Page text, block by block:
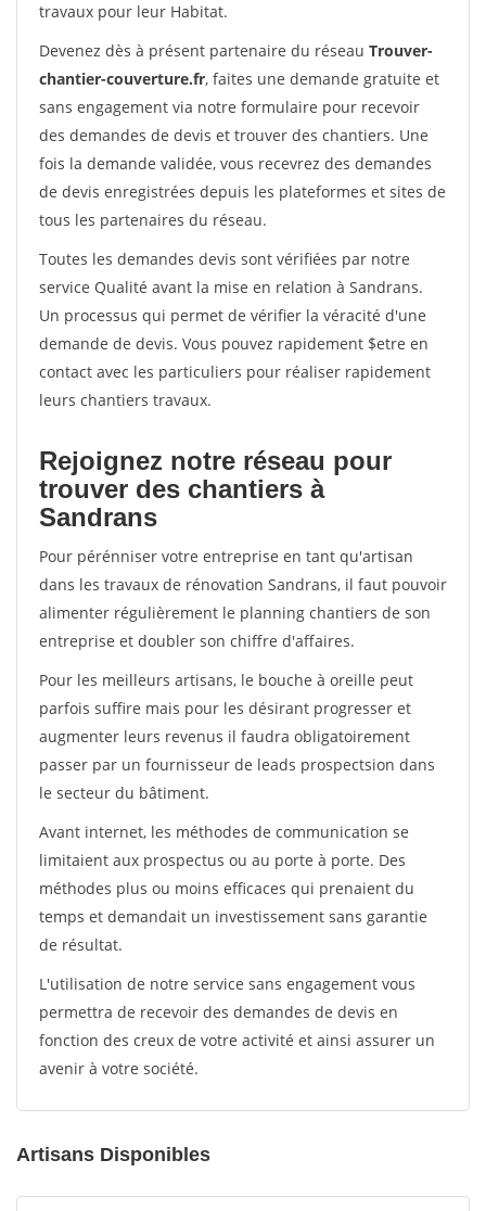
travaux pour leur Habitat.
Devenez dès à présent partenaire du réseau Trouver-
chantier-couverture.fr, faites une demande gratuite et
sans engagement via notre formulaire pour recevoir
des demandes de devis et trouver des chantiers. Une
fois la demande validée, vous recevrez des demandes
de devis enregistrées depuis les plateformes et sites de
tous les partenaires du réseau.
Toutes les demandes devis sont vérifiées par notre
service Qualité avant la mise en relation à Sandrans.
Un processus qui permet de vérifier la véracité d'une
demande de devis. Vous pouvez rapidement $etre en
contact avec les particuliers pour réaliser rapidement
leurs chantiers travaux.
Rejoignez notre réseau pour
trouver des chantiers à
Sandrans
Pour pérénniser votre entreprise en tant qu'artisan
dans les travaux de rénovation Sandrans, il faut pouvoir
alimenter régulièrement le planning chantiers de son
entreprise et doubler son chiffre d'affaires.
Pour les meilleurs artisans, le bouche à oreille peut
parfois suffire mais pour les désirant progresser et
augmenter leurs revenus il faudra obligatoirement
passer par un fournisseur de leads prospectsion dans
le secteur du bâtiment.
Avant internet, les méthodes de communication se
limitaient aux prospectus ou au porte à porte. Des
méthodes plus ou moins efficaces qui prenaient du
temps et demandait un investissement sans garantie
de résultat.
L'utilisation de notre service sans engagement vous
permettra de recevoir des demandes de devis en
fonction des creux de votre activité et ainsi assurer un
avenir à votre société.
Artisans Disponibles